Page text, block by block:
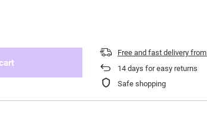
Free and fast deliveryfrom
14days for easy returns
Safe shopping